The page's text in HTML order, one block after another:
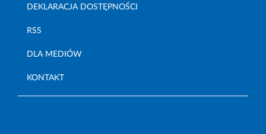
DEKLARACJA DOSTĘPNOŚCI
RSS
DLA MEDIÓW
KONTAKT